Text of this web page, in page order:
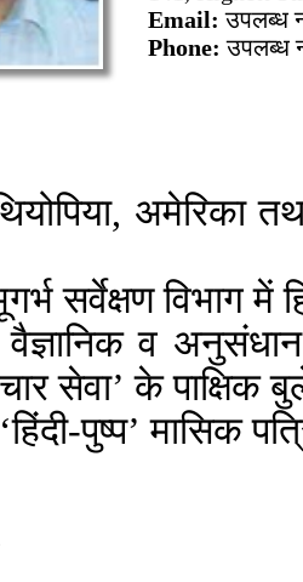
Email:उपलब्ध
Phone:उपलब्ध
अमेरिका
सर्वेक्षण विभाग
वैज्ञानिक व
सेवा’ के पाक्षिक
पुष्प’ मासिक